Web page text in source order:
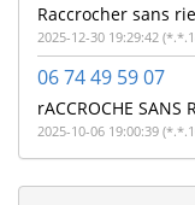
Raccrocher sans
2025-12-30 19:29:42
06 74 49 59 07
rACCROCHE SANS
2025-10-06 19:00:39